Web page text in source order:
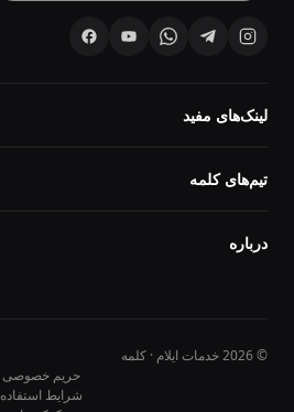
لینک‌های مفید
تیم‌های کلمه
درباره
© 2026 خدمات ایلام · کلمه
حریم خصوصی
شرایط استفاده